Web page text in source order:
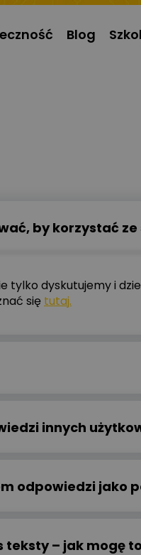
Blog
by korzystać ze
tylko dyskutujemy i
się tutaj.
innych
odpowiedzi jako
teksty – jak mogę